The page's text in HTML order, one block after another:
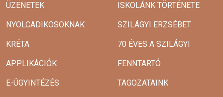
ÜZENETEK
NYOLCADIKOSOKNAK
KRÉTA
APPLIKÁCIÓK
E-ÜGYINTÉZÉS
ISKOLÁNK TÖRTÉNETE
SZILÁGYI ERZSÉBET
70 ÉVES A SZILÁGYI
FENNTARTÓ
TAGOZATAINK